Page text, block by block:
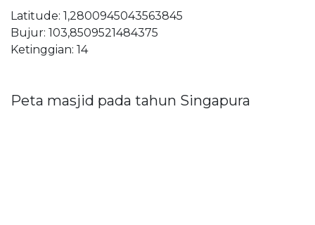
Latitude: 1,2800945043563845
Bujur: 103,8509521484375
Ketinggian: 14
Peta masjid pada tahun Singapura